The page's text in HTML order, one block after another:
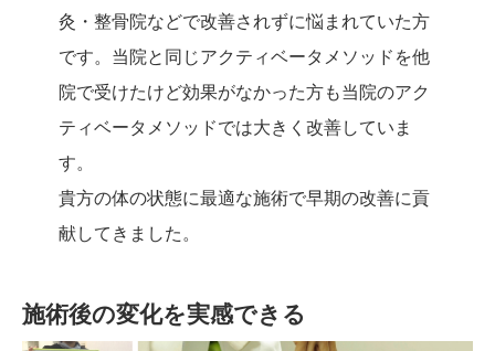
灸・整骨院などで改善されずに悩まれていた方
です。当院と同じアクティベータメソッドを他
院で受けたけど効果がなかった方も当院のアク
ティベータメソッドでは大きく改善していま
す。
貴方の体の状態に最適な施術で早期の改善に貢
献してきました。
施術後の変化を実感できる